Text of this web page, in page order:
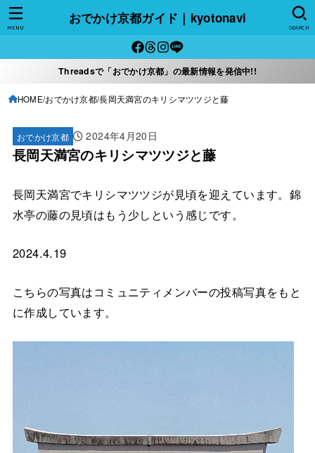
おでかけ京都ガイド｜kyotonavi
SEARCH
MENU
Threadsで「おでかけ京都」の最新情報を発信中!!
HOME おでかけ京都 長岡天満宮のキリシマツツジと藤
おでかけ京都 2024年4月20日
長岡天満宮のキリシマツツジと藤
長岡天満宮でキリシマツツジが見頃を迎えています。錦
水亭の藤の見頃はもう少しという感じです。
2024.4.19
こちらの写真はコミュニティメンバーの投稿写真をもと
に作成しています。